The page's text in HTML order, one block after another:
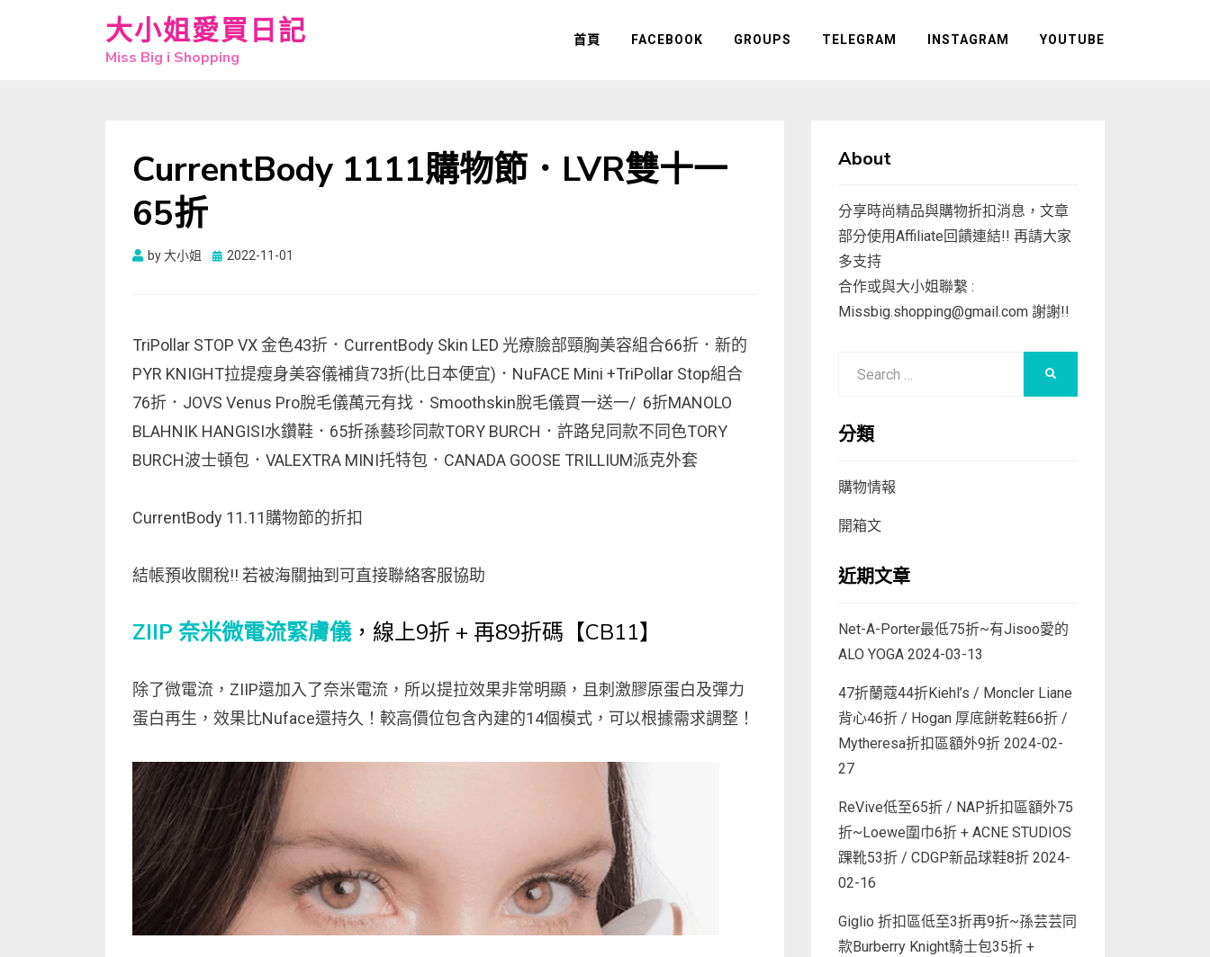
大小姐愛買日記
Miss Big i Shopping
首頁 FACEBOOK GROUPS TELEGRAM INSTAGRAM YOUTUBE
CurrentBody 1111購物節．LVR雙十一
65折
by大小姐
Posted
2022-11-01
TriPollar STOP VX 金色43折．CurrentBody Skin LED 光療臉部頸胸美容組合66折．新的
PYR KNIGHT拉提瘦身美容儀補貨73折(比日本便宜)．NuFACE Mini +TriPollar Stop組合
76折．JOVS Venus Pro脫毛儀萬元有找．Smoothskin脫毛儀買一送一/ 6折MANOLO
BLAHNIK HANGISI水鑽鞋．65折孫藝珍同款TORY BURCH．許路兒同款不同色TORY
BURCH波士頓包．VALEXTRA MINI托特包．CANADA GOOSE TRILLIUM派克外套
CurrentBody 11.11購物節的折扣
結帳預收關稅!! 若被海關抽到可直接聯絡客服協助
ZIIP 奈米微電流緊膚儀，線上9折 + 再89折碼【CB11】
除了微電流，ZIIP還加入了奈米電流，所以提拉效果非常明顯，且刺激膠原蛋白及彈力
蛋白再生，效果比Nuface還持久！較高價位包含內建的14個模式，可以根據需求調整！
About
分享時尚精品與購物折扣消息，文章
部分使用Affiliate回饋連結!! 再請大家
多支持
合作或與大小姐聯繫 :
Missbig.shopping@gmail.com謝謝!!
分類
購物情報
開箱文
近期文章
Net-A-Porter最低75折~有Jisoo愛的
ALO YOGA 2024-03-13
47折蘭蔻44折Kiehl’s / Moncler Liane
背心46折 / Hogan 厚底餅乾鞋66折 /
Mytheresa折扣區額外9折 2024-02-
27
ReVive低至65折 / NAP折扣區額外75
折~Loewe圍巾6折 + ACNE STUDIOS
踝靴53折 / CDGP新品球鞋8折 2024-
02-16
Giglio 折扣區低至3折再9折~孫芸芸同
款Burberry Knight騎士包35折 +